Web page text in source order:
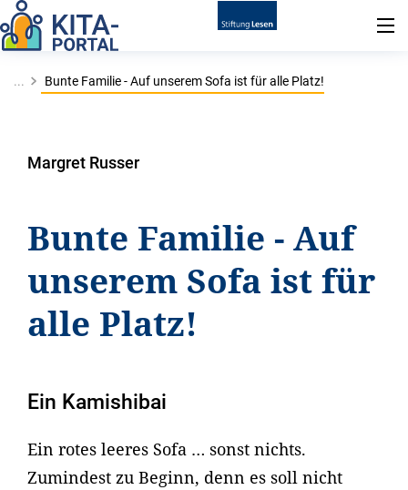
... Bunte Familie - Auf unserem Sofa ist für alle Platz!
Margret Russer
Bunte Familie - Auf
unserem Sofa ist für
alle Platz!
Ein Kamishibai
Ein rotes leeres Sofa … sonst nichts.
Zumindest zu Beginn, denn es soll nicht